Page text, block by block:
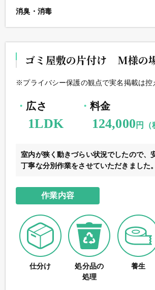
消臭・消毒
ゴミ屋敷の片付け M様の
※プライバシー保護の観点で実名掲載は控
広さ
1LDK
料金
124,000 円（
室内が狭く動きづらい状況でしたので、
丁寧な分別作業をさせていただきました。
作業内容
仕分け
処分品の
処理
養生